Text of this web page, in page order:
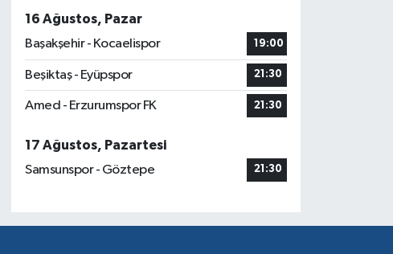
16 Ağustos, Pazar
Başakşehir - Kocaelispor
19:00
Beşiktaş - Eyüpspor 21:30
Amed - Erzurumspor FK 21:30
17 Ağustos, Pazartesi
Samsunspor - Göztepe
21:30